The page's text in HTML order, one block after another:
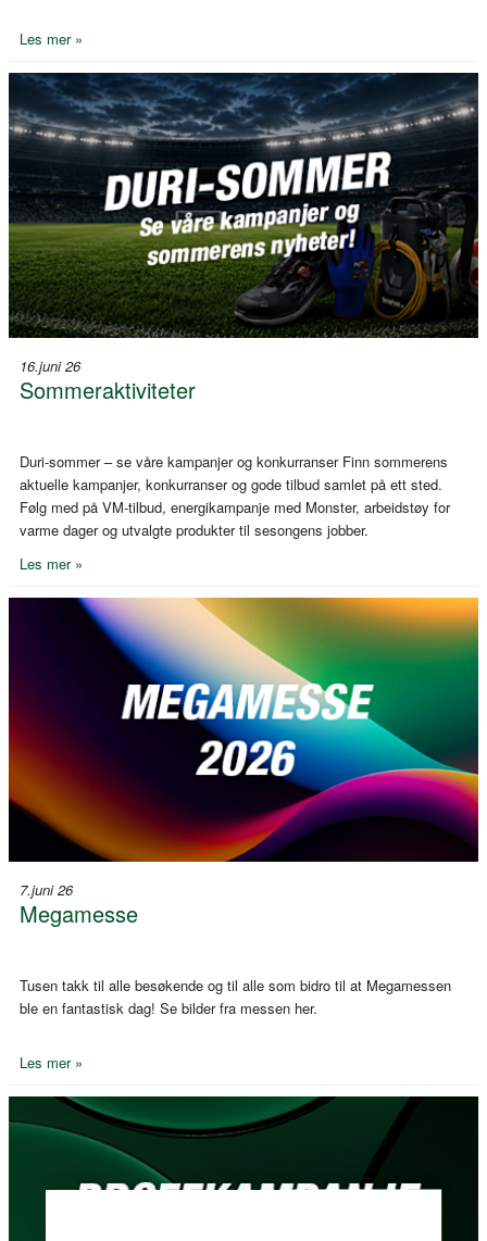
Les mer »
16.juni 26
Sommeraktiviteter
Duri-sommer – se våre kampanjer og konkurranser Finn sommerens
aktuelle kampanjer, konkurranser og gode tilbud samlet på ett sted.
Følg med på VM-tilbud, energikampanje med Monster, arbeidstøy for
varme dager og utvalgte produkter til sesongens jobber.
Les mer »
7.juni 26
Megamesse
Tusen takk til alle besøkende og til alle som bidro til at Megamessen
ble en fantastisk dag! Se bilder fra messen her.
Les mer »